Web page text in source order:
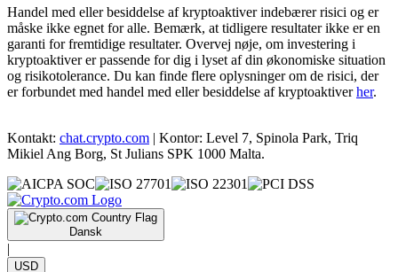
Handel med eller besiddelse af kryptoaktiver indebærer risici og er
måske ikke egnet for alle. Bemærk, at tidligere resultater ikke er en
garanti for fremtidige resultater. Overvej nøje, om investering i
kryptoaktiver er passende for dig i lyset af din økonomiske situation
og risikotolerance. Du kan finde flere oplysninger om de risici, der
er forbundet med handel med eller besiddelse af kryptoaktiverher.
Kontakt: chat.crypto.com | Kontor: Level 7, Spinola Park, Triq
Mikiel Ang Borg, St Julians SPK 1000 Malta.
Dansk
|
USD